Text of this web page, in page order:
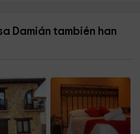
9,9 km
Damián también han